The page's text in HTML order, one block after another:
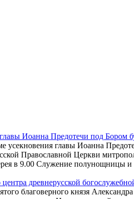
Иоанна Предотечи под Бором
усекновения главы Иоанна
Православной Церкви
в 9.00 Служение полунощницы и
древнерусской
благоверного князя